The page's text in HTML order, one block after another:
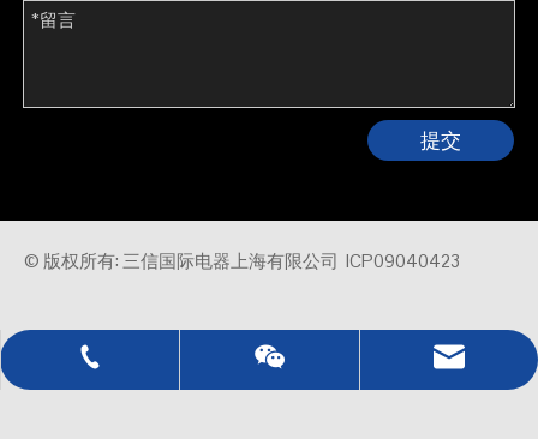
0086 - 21 - 5021 7777
sales@sassin.com
提交
© 版权所有: 三信国际电器上海有限公司 ICP09040423